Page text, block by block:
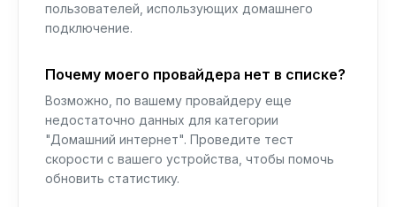
пользователей, использующих домашнего
подключение.
Почему моего провайдера нет в списке?
Возможно, по вашему провайдеру еще
недостаточно данных для категории
"Домашний интернет". Проведите тест
скорости с вашего устройства, чтобы помочь
обновить статистику.